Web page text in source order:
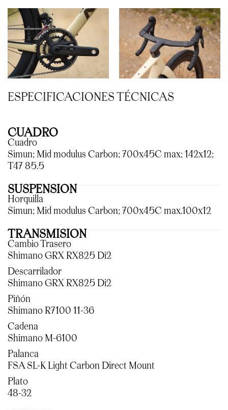
ESPECIFICACIONES TÉCNICAS
CUADRO
Cuadro
Simun; Mid modulus Carbon; 700x45C max; 142x12;
T47 85.5
SUSPENSION
Horquilla
Simun; Mid modulus Carbon; 700x45C max.100x12
TRANSMISION
Cambio Trasero
Shimano GRX RX825 Di2
Descarrilador
Shimano GRX RX825 Di2
Piñón
Shimano R7100 11-36
Cadena
Shimano M-6100
Palanca
FSA SL-K Light Carbon Direct Mount
Plato
48-32